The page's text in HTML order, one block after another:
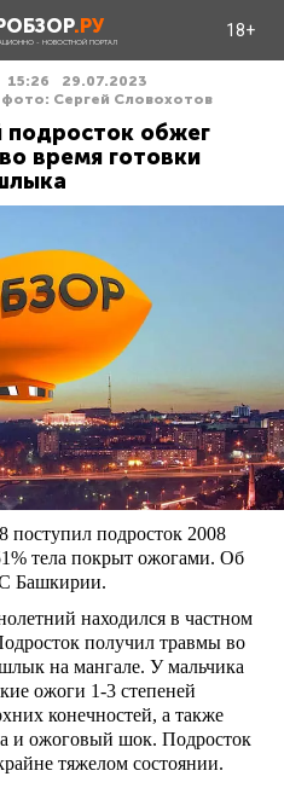
.РУ
- НОВОСТНОЙ ПОРТАЛ
18+
15:26
29.07.2023
Сергей Словохотов
подросток обжег
время готовки
подросток 2008
тела покрыт ожогами. Об
Башкирии.
находился в частном
получил травмы во
на мангале. У мальчика
ожоги 1-3 степеней
конечностей, а также
и ожоговый шок. Подросток
тяжелом состоянии.